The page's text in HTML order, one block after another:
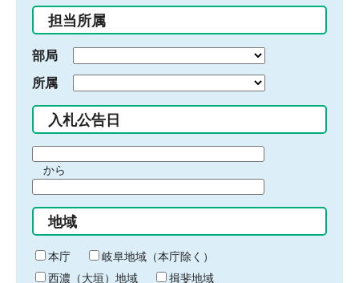
入
力
担当所属
部局
所属
入札公告日
間
始
り
から
間
終
わ
り
地域
本庁
岐阜地域（本庁除く）
西濃（大垣）地域
揖斐地域